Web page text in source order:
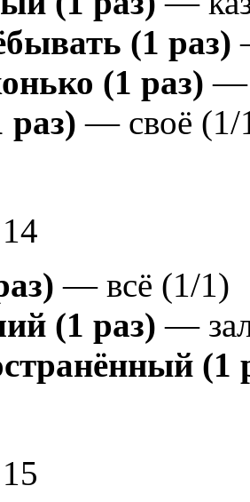
(1 раз)
(1 раз) —
раз) — своё (1/
— всё (1/1)
(1 раз) —
(1